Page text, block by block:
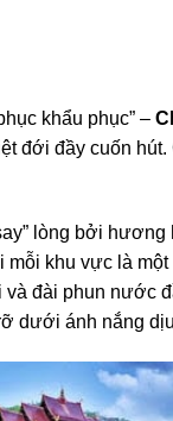
khẩu phục” –
đới đầy cuốn hút.
lòng bởi hương
khu vực là
đài phun nước
dưới ánh nắng